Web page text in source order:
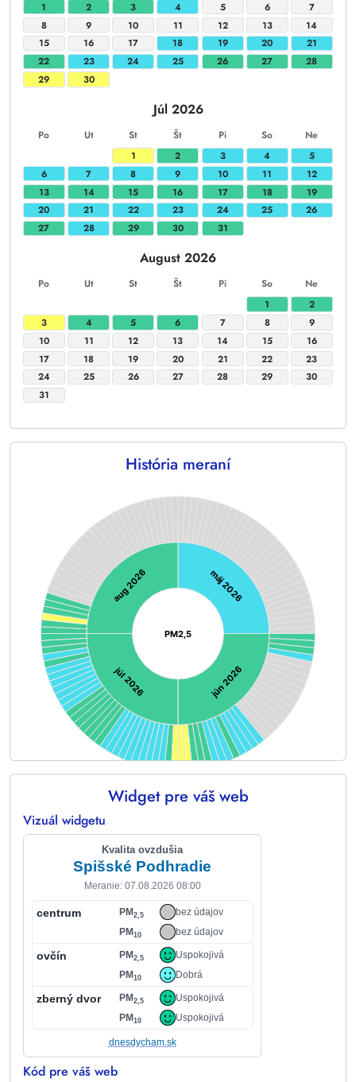
1 2 3 4 5 6
7
8
9 10 11 12 13
14
15
16 17 18 19 20
21
22
23 24 25 26 27
28
29
30
Júl 2026
Po Ut St Št Pi So Ne
1 2 3 4
5
6
7 8 9 10 11
12
13
14 15 16 17 18
19
20
21 22 23 24 25
26
27
28 29 30 31
August 2026
Po Ut St Št Pi So Ne
1
2
3
4 5 6 7 8
9
10
11 12 13 14 15
16
17
18 19 20 21 22
23
24
25 26 27 28 29
30
31
História meraní
Chart with 128 data points.
PM2,5
máj 2026
jún 2026
júl 2026
aug 2026
End of interactive chart.Widget pre váš web
Vizuál widgetu
Kvalita ovzdušia
Spišské Podhradie
Meranie: 07.08.2026 08:00
centrum PM2,5
bez údajov
PM10 bez údajov
ovčín PM2,5
Uspokojivá
PM10 Dobrá
zberný dvor PM2,5
Uspokojivá
PM10 Uspokojivá
dnesdycham.sk
Kód pre váš web